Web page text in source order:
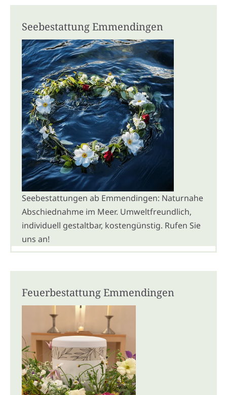
Seebestattung Emmendingen
Seebestattungen ab Emmendingen: Naturnahe
Abschiednahme im Meer. Umweltfreundlich,
individuell gestaltbar, kostengünstig. Rufen Sie
uns an!
Feuerbestattung Emmendingen